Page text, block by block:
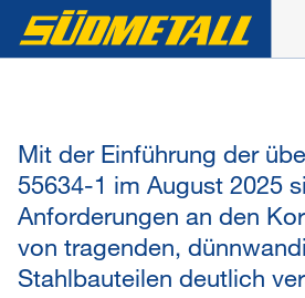
Produkte
Unternehmen
Mit der Einführung der
55634-1 im August 2025
Anforderungen an den
von tragenden,
Stahlbauteilen deutlich